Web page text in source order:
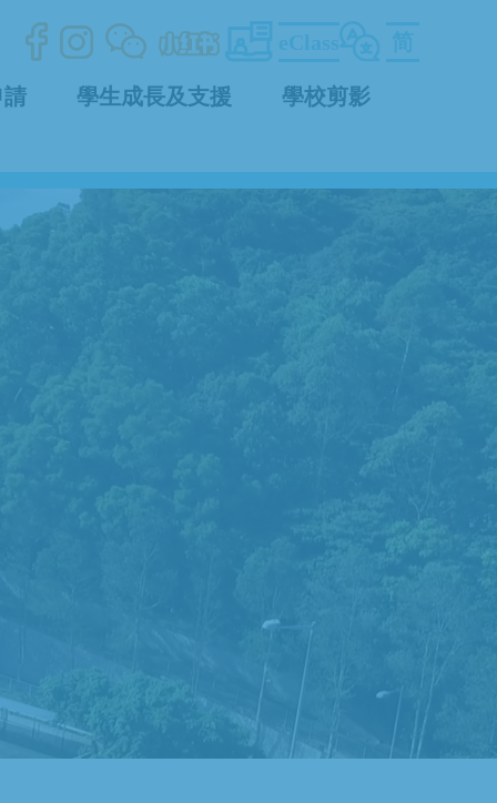
eClass 简
請 學生成長及支援 學校剪影